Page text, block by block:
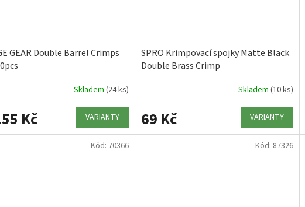
GEAR Double Barrel Crimps
Skladem (24 ks)
Kč VARIANTY
SPRO Krimpovací spojky Matte Black
Double Brass Crimp
Skladem (10 ks)
69 Kč VARIANTY
Kód: 70366 Kód: 87326